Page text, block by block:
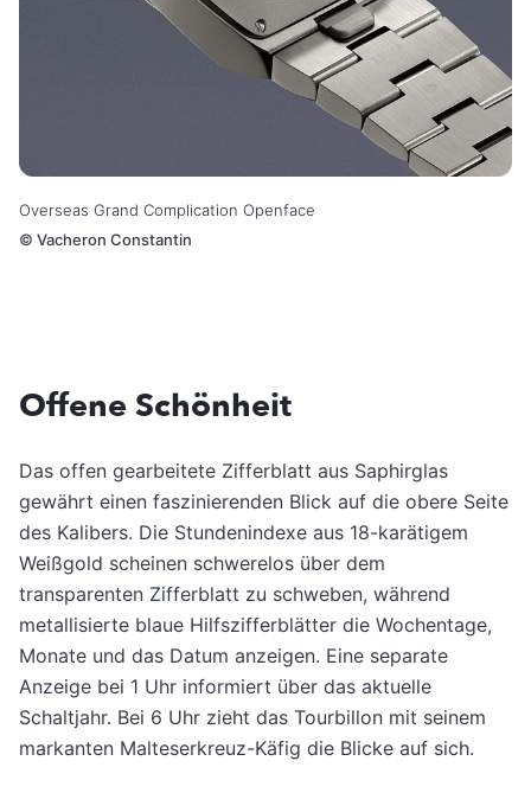
Overseas Grand Complication Openface
© Vacheron Constantin
Offene Schönheit
Das offen gearbeitete Zifferblatt aus Saphirglas
gewährt einen faszinierenden Blick auf die obere Seite
des Kalibers. Die Stundenindexe aus 18-karätigem
Weißgold scheinen schwerelos über dem
transparenten Zifferblatt zu schweben, während
metallisierte blaue Hilfszifferblätter die Wochentage,
Monate und das Datum anzeigen. Eine separate
Anzeige bei 1 Uhr informiert über das aktuelle
Schaltjahr. Bei 6 Uhr zieht das Tourbillon mit seinem
markanten Malteserkreuz-Käfig die Blicke auf sich.